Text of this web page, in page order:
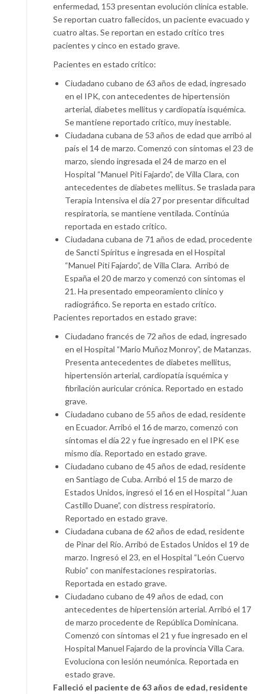
enfermedad, 153 presentan evolución clínica estable.
Se reportan cuatro fallecidos, un paciente evacuado y
cuatro altas. Se reportan en estado crítico tres
pacientes y cinco en estado grave.
Pacientes en estado crítico:
Ciudadano cubano de 63 años de edad, ingresado
en el IPK, con antecedentes de hipertensión
arterial, diabetes mellitus y cardiopatía isquémica.
Se mantiene reportado crítico, muy inestable.
Ciudadana cubana de 53 años de edad que arribó al
país el 14 de marzo. Comenzó con síntomas el 23 de
marzo, siendo ingresada el 24 de marzo en el
Hospital “Manuel Piti Fajardo”, de Villa Clara, con
antecedentes de diabetes mellitus. Se traslada para
Terapia Intensiva el día 27 por presentar dificultad
respiratoria, se mantiene ventilada. Continúa
reportada en estado crítico.
Ciudadana cubana de 71 años de edad, procedente
de Sancti Spíritus e ingresada en el Hospital
“Manuel Piti Fajardo”, de Villa Clara. Arribó de
España el 20 de marzo y comenzó con síntomas el
21. Ha presentado empeoramiento clínico y
radiográfico. Se reporta en estado crítico.
Pacientes reportados en estado grave:
Ciudadano francés de 72 años de edad, ingresado
en el Hospital “Mario Muñoz Monroy”, de Matanzas.
Presenta antecedentes de diabetes mellitus,
hipertensión arterial, cardiopatía isquémica y
fibrilación auricular crónica. Reportado en estado
grave.
Ciudadano cubano de 55 años de edad, residente
en Ecuador. Arribó el 16 de marzo, comenzó con
síntomas el día 22 y fue ingresado en el IPK ese
mismo día. Reportado en estado grave.
Ciudadano cubano de 45 años de edad, residente
en Santiago de Cuba. Arribó el 15 de marzo de
Estados Unidos, ingresó el 16 en el Hospital “Juan
Castillo Duane”, con distress respiratorio.
Reportado en estado grave.
Ciudadana cubana de 62 años de edad, residente
de Pinar del Río. Arribó de Estados Unidos el 19 de
marzo. Ingresó el 23, en el Hospital “León Cuervo
Rubio” con manifestaciones respiratorias.
Reportada en estado grave.
Ciudadano cubano de 49 años de edad, con
antecedentes de hipertensión arterial. Arribó el 17
de marzo procedente de República Dominicana.
Comenzó con síntomas el 21 y fue ingresado en el
Hospital Manuel Fajardo de la provincia Villa Cara.
Evoluciona con lesión neumónica. Reportada en
estado grave.
Falleció el paciente de 63 años de edad, residente